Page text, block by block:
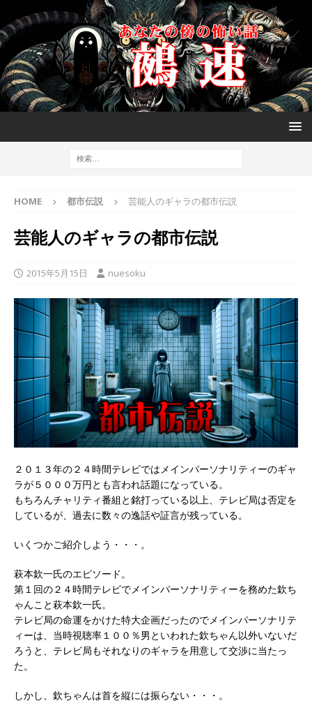
HOME 都市伝説 芸能人のギャラの都市伝説
芸能人のギャラの都市伝説
2015年5月15日 nuesoku
２０１３年の２４時間テレビではメインパーソナリティーのギャ
ラが５０００万円とも言われ話題になっている。
もちろんチャリティ番組と銘打っている以上、テレビ局は否定を
しているが、過去に数々の逸話や証言が残っている。
いくつかご紹介しよう・・・。
萩本欽一氏のエピソード。
第１回の２４時間テレビでメインパーソナリティーを務めた欽ち
ゃんこと萩本欽一氏。
テレビ局の命運をかけた特大企画だったのでメインパーソナリテ
ィーは、当時視聴率１００％男といわれた欽ちゃん以外いないだ
ろうと、テレビ局もそれなりのギャラを用意して交渉に当たっ
た。
しかし、欽ちゃんは首を縦には振らない・・・。